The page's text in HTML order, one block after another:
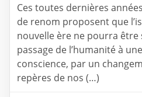
Ces toutes dernières
de renom proposent que
nouvelle ère ne pourra être
passage de l’humanité à
conscience, par un
repères de nos (…)